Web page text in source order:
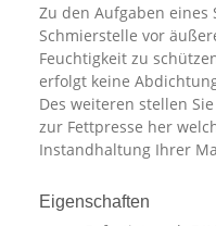
Zu den Aufgaben eines
Schmierstelle vor
Feuchtigkeit zu
erfolgt keine
Des weiteren stellen
zur Fettpresse her
Instandhaltung Ihrer
Eigenschaften